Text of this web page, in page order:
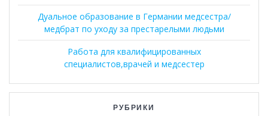
Дуальное образование в Германии медсестра/
медбрат по уходу за престарелыми людьми
Работа для квалифицированных
специалистов,врачей и медсестер
РУБРИКИ